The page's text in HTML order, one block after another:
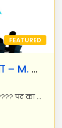
FEATURED
प्राचार्य पद के लिए नौकरी सूचना – M. Brain Mart Academy, नगीना
???? स्थान: नगीना, जनपद बिजनौर, उत्तर प्रदेश ???? पद का प्रकार: पूर्णकालिक ???? आरंभ तिथि: तुरंत ???? पद: स्कूल प्राचार्य (नर्सरी से 8वीं कक्षा तक) हमारे बारे में: M. Brain Mart Academy एक नया स्थापित स्कूल है जो नर्सरी से 8वीं कक्षा तक की शिक्षा प्रदान करता है। हमारा उद्देश्य बच्चों को एक सुरक्षित, पोषक और शैक्षणिक रूप से समृद्ध वातावरण देना है, जिससे वे जिम्मेदार नागरिक बन सकें और भविष्य की चुनौतियों का सामना कर सकें। कार्य विवरण: हम एक योग्य, अनुभवी और प्रेरणादायक प्राचार्य की तलाश कर रहे हैं, जो हमारे शैक्षणिक और प्रशासनिक कार्यों का नेतृत्व कर सके। आदर्श उम्मीदवार में नेतृत्व क्षमता, शिक्षकों को मार्गदर्शन देने की क्षमता और बच्चों के समग्र विकास के प्रति प्रतिबद्धता होनी चाहिए। मुख्य जिम्मेदारियाँ: स्कूल के विकास हेतु रणनीतिक दिशा देना। शिक्षकों की निगरानी व मार्गदर्शन करना। शैक्षणिक पाठ्यक्रम का क्रियान्वयन और गुणवत्ता सुनिश्चित करना। अनुशासन और सुरक्षा सुनिश्चित करना। अभिभावकों और समुदाय से समन्वय बनाए रखना। स्कूल के प्रशासनिक कार्यों का प्रबंधन। योग्यता: शिक्षा में मास्टर डिग्री अथवा समकक्ष। बी.एड. अनिवार्य। शैक्षणिक नेतृत्व या वरिष्ठ शिक्षक के रूप में न्यूनतम 5 वर्षों का अनुभव। उत्कृष्ट संवाद, नेतृत्व और सहयोग कौशल। नवाचारी शिक्षण पद्धतियों के प्रति रुचि। वेतन: अनुभव के अनुसार आकर्षक एवं वार्तालाप योग्य। ???? आवेदन कैसे करें: अपना बायोडाटा हमें